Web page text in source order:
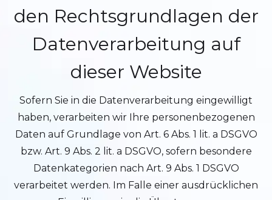
den Rechtsgrundlagen der
Datenverarbeitung auf
dieser Website
Sofern Sie in die Datenverarbeitung eingewilligt
haben, verarbeiten wir Ihre personenbezogenen
Daten auf Grundlage von Art. 6 Abs. 1 lit. a DSGVO
bzw. Art. 9 Abs. 2 lit. a DSGVO, sofern besondere
Datenkategorien nach Art. 9 Abs. 1 DSGVO
verarbeitet werden. Im Falle einer ausdrücklichen